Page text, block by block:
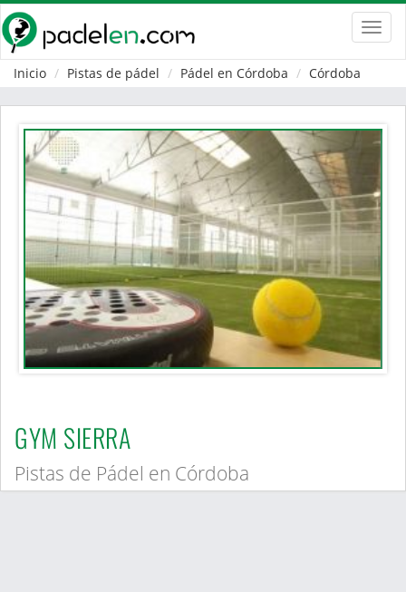
Inicio
Pistas de pádel Pádel en Córdoba Córdoba
GYM SIERRA
Pistas de Pádel en Córdoba